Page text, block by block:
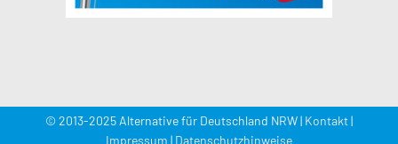
© 2013-2025 Alternative für Deutschland NRW | Kontakt|
Impressum | Datenschutzhinweise